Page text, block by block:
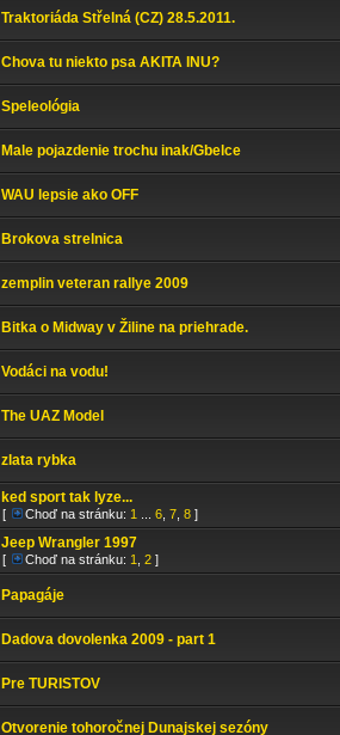
Traktoriáda Střelná (CZ) 28.5.2011.
Chova tu niekto psa AKITA INU?
Speleológia
Male pojazdenie trochu inak/Gbelce
WAU lepsie ako OFF
Brokova strelnica
zemplin veteran rallye 2009
Bitka o Midway v Žiline na priehrade.
Vodáci na vodu!
The UAZ Model
zlata rybka
ked sport tak lyze...
[ Choď na stránku: 1 6, 7, 8]
Jeep Wrangler 1997
[ Choď na stránku: 1 2]
Papagáje
Dadova dovolenka 2009 - part 1
Pre TURISTOV
Otvorenie tohoročnej Dunajskej sezóny